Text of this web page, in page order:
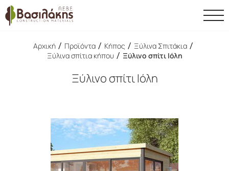
Αρχική / Προϊόντα / Κήπος / Ξύλινα Σπιτάκια /
Ξύλινα σπίτια κήπου / Ξύλινο σπίτι Ιόλη
Ξύλινο σπίτι Ιόλη